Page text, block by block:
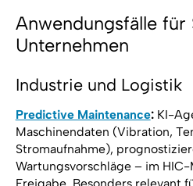
Anwendungsfälle für
Unternehmen
Industrie und Logistik
Predictive Maintenance:KI-
Maschinendaten (Vibration,
Stromaufnahme),
Wartungsvorschläge – im